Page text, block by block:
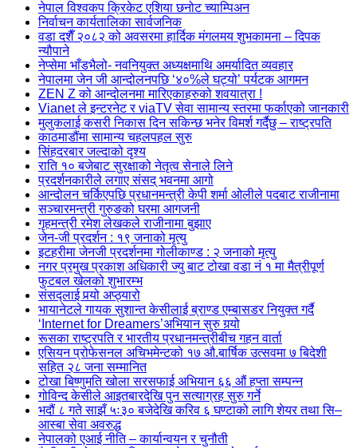
नेपाल विश्वकप क्रिकेट एशिया छनोट च्याम्पिअन
निर्वाचन कार्यतालिका सार्वजनिक
वडा दशैँ २०८२ को अवसरमा हार्दिक मंगलमय शुभकामना – दिपक
न्यौपाने
नेप्सेमा भाँडभैलो- नवनियुक्त अध्यक्षमाथि अमर्यादित व्यवहार
नेपालमा जेन जी आन्दोलनपछि ‘४०%ले घट्यो’ पर्यटक आगमन
ZEN Z को आन्दोलनमा मारिएकाहरुको शवयात्रा !
Vianet ले इन्टरनेट र viaTV सेवा सामान्य स्तरमा फर्काएको जानकारी
मुलुकलाई कसरी निकास दिन सकिन्छ भनेर विमर्श गर्दैछु – राष्ट्रपति
काठमाडौंमा सामान्य चहलपहल सुरु
सिंहदरबार जल्दाको दृश्य
राति १० बजेबाट सुरक्षाको नेतृत्व सेनाले लिने
प्रदर्शनकारीले लगाए संसद् भवनमा आगो
आन्दोलन चर्किएपछि प्रधानमन्त्री केपी शर्मा ओलीले पदबाट ‍राजीनामा
सञ्चारमन्त्री गुरुङको घरमा आगजनी
गृहमन्त्री रमेश लेखकले राजीनामा बुझाए
जेन-जी प्रदर्शन : १९ जनाको मृत्यु
इटहरीमा जेनजी प्रदर्शनमा गोलीकाण्ड : २ जनाको मृत्यु
नगर प्रमुख प्रकाश अधिकारी ज्यु बाट टोखा वडा नं १ मा मैत्रीपूर्ण
फुटबल खेलको शुभारम्भ
संसद्लाई पर्‍यो अप्ठ्यारो
भायानेटले गायक सुशान्त केसीलाई ब्राण्ड एम्बासडर नियुक्त गर्दै
‘Internet for Dreamers’अभियान सुरु गर्‍यो
रूसका राष्ट्रपति र भारतीय प्रधानमन्त्रीबीच गहन वार्ता
एसियन प्रोफेसनल अचिभमेन्टको १७ औ.बार्षिक उत्सवमा ७ बिदेशी
सहित २८ जना सम्मानित
टोखा बिष्णुमति खोला सरसफाई अभियान ६६ औं हप्ता सम्पन्न
गोविन्द केसीले आइतबारदेखि पुन सत्याग्रह सुरु गर्ने
भदौं ८ गते साझँ ५ः३० बजेदेखि करिव ६ घण्टाको लागि शेयर तथा सि–
आस्बा सेवा अवरुद्ध
नेपालको एआई नीति – कार्यान्वयन र चुनौती